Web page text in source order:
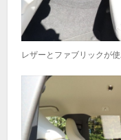
レザーとファブリックが